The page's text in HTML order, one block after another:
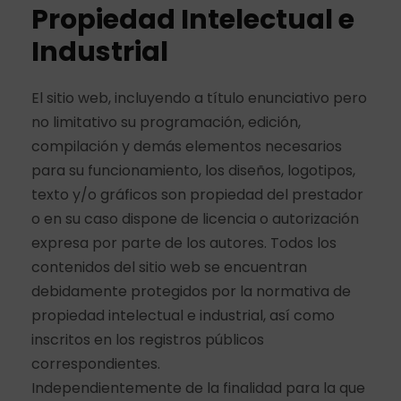
Propiedad Intelectual e
Industrial
El sitio web, incluyendo a título enunciativo pero
no limitativo su programación, edición,
compilación y demás elementos necesarios
para su funcionamiento, los diseños, logotipos,
texto y/o gráficos son propiedad del prestador
o en su caso dispone de licencia o autorización
expresa por parte de los autores. Todos los
contenidos del sitio web se encuentran
debidamente protegidos por la normativa de
propiedad intelectual e industrial, así como
inscritos en los registros públicos
correspondientes.
Independientemente de la finalidad para la que